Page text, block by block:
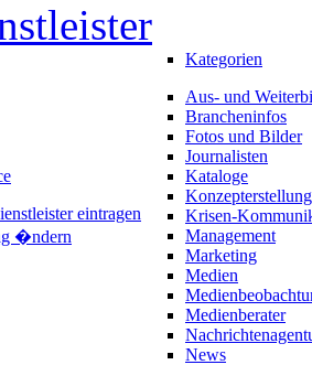
eintragen
�ndern
Kategorien
Aus- und
Brancheninfos
Fotos und Bilder
Journalisten
Kataloge
Konzepterstellung
Krisen-
Management
Marketing
Medien
Medienberater
News